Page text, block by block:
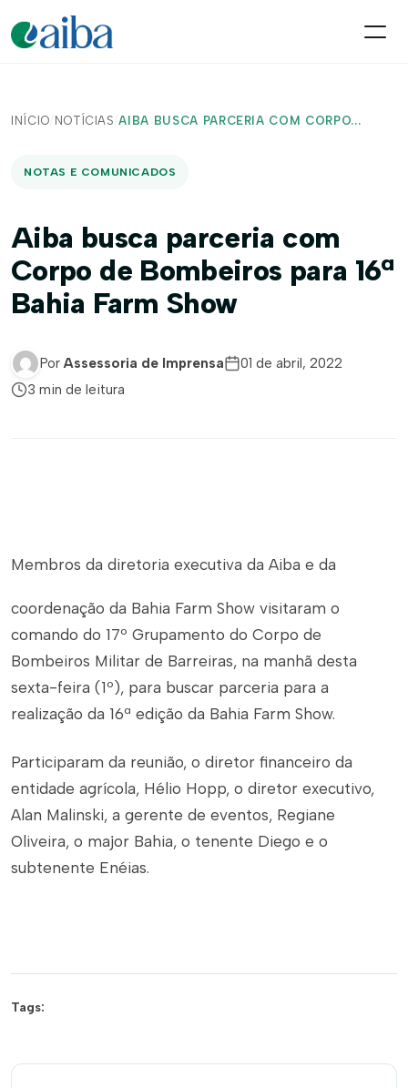
INÍCIO/ NOTÍCIAS /AIBA BUSCA PARCERIA COM CORPO...
NOTAS E COMUNICADOS
Aiba busca parceria com
Corpo de Bombeiros para 16ª
Bahia Farm Show
Por Assessoria de Imprensa
01 de abril, 2022
3 min de leitura
Membros da diretoria executiva da Aiba e da
coordenação da Bahia Farm Show visitaram o
comando do 17º Grupamento do Corpo de
Bombeiros Militar de Barreiras, na manhã desta
sexta-feira (1º), para buscar parceria para a
realização da 16ª edição da Bahia Farm Show.
Participaram da reunião, o diretor financeiro da
entidade agrícola, Hélio Hopp, o diretor executivo,
Alan Malinski, a gerente de eventos, Regiane
Oliveira, o major Bahia, o tenente Diego e o
subtenente Enéias.
Tags: